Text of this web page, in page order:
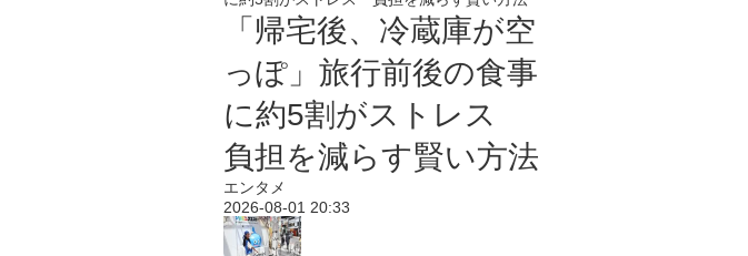
「帰宅後、冷蔵庫が空
っぽ」旅行前後の食事
に約5割がストレス
負担を減らす賢い方法
エンタメ
2026-08-01 20:33